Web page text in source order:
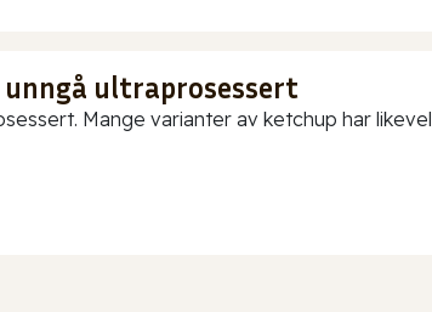
unngå ultraprosessert
Mange varianter av ketchup har likevel